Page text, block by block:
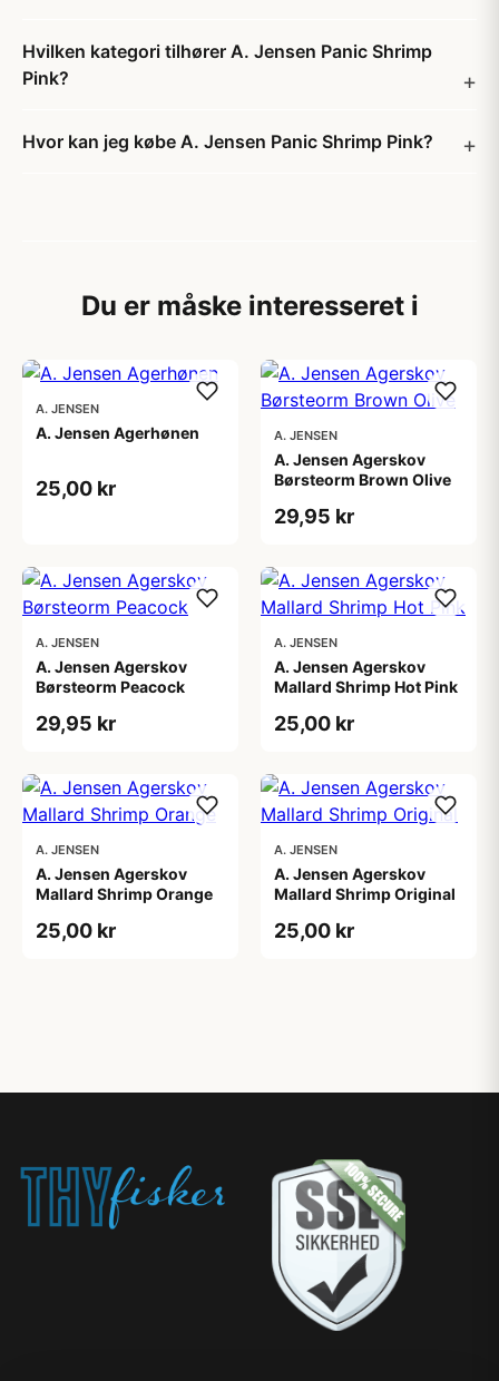
Hvilken kategori tilhører A. Jensen Panic Shrimp
Pink?
Hvor kan jeg købe A. Jensen Panic Shrimp Pink?
Du er måske interesseret i
A. JENSEN
A. Jensen Agerhønen
25,00 kr
A. JENSEN
A. Jensen Agerskov
Børsteorm Brown Olive
29,95 kr
A. JENSEN
A. Jensen Agerskov
Børsteorm Peacock
29,95 kr
A. JENSEN
A. Jensen Agerskov
Mallard Shrimp Hot Pink
25,00 kr
A. JENSEN
A. Jensen Agerskov
Mallard Shrimp Orange
25,00 kr
A. JENSEN
A. Jensen Agerskov
Mallard Shrimp Original
25,00 kr